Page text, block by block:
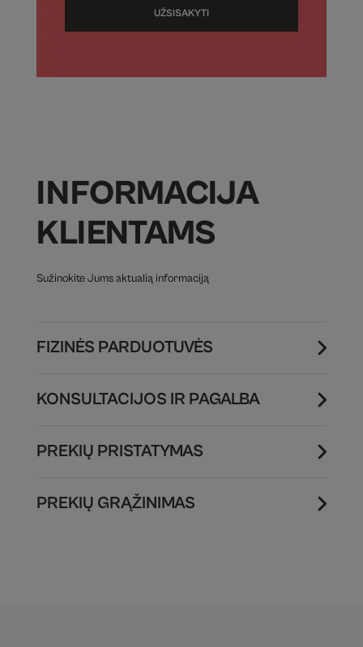
UŽSISAKYTI
INFORMACIJA
KLIENTAMS
Sužinokite Jums aktualią informaciją
FIZINĖS PARDUOTUVĖS
KONSULTACIJOS IR PAGALBA
PREKIŲ PRISTATYMAS
PREKIŲ GRĄŽINIMAS